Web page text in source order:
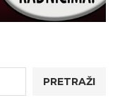
PRETRAŽI